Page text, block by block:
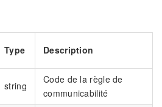
Type Description
string
Code de la règle de
communicabilité